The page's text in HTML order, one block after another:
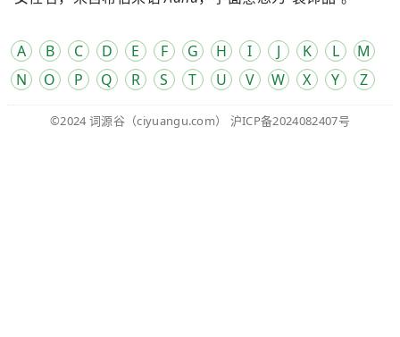
A B C D E F G H I J K L
M
N
O P Q R S T U V W X Y Z
©2024 词源谷 （ciyuangu.com） 沪ICP备2024082407号